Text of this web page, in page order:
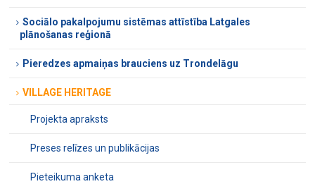
Sociālo pakalpojumu sistēmas attīstība Latgales
plānošanas reģionā
Pieredzes apmaiņas brauciens uz Trondelāgu
VILLAGE HERITAGE
Projekta apraksts
Preses relīzes un publikācijas
Pieteikuma anketa